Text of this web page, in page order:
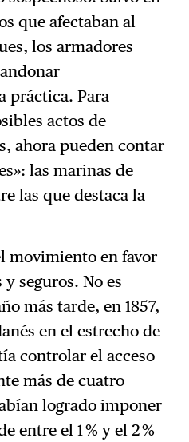
que afectaban al
los armadores
práctica. Para
actos de
ahora pueden contar
las marinas de
las que destaca la
movimiento en favor
seguros. No es
más tarde, en 1857,
en el estrecho de
controlar el acceso
más de cuatro
logrado imponer
entre el 1 % y el 2 %